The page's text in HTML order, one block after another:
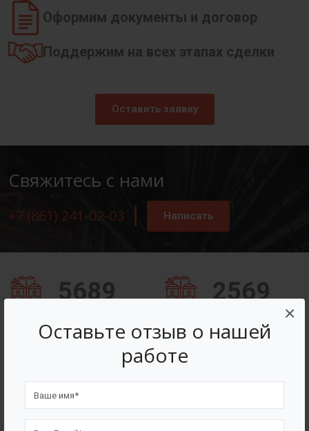
Оставьте отзыв о нашей
работе
×
Оформим документы и договор
Поддержим на всех этапах сделки
Оставить заявку
Свяжитесь с нами
+7 (861) 241-02-03 Написать
5689 2569
Счастливых клиентов